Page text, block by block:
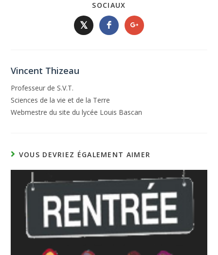
SOCIAUX
𝕏
Vincent Thizeau
Professeur de S.V.T.
Sciences de la vie et de la Terre
Webmestre du site du lycée Louis Bascan
VOUS DEVRIEZ ÉGALEMENT AIMER